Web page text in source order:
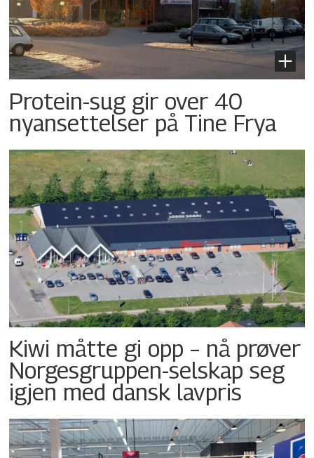
Protein-sug gir over 40
nyansettelser på Tine Frya
Kiwi måtte gi opp – nå prøver
Norgesgruppen-selskap seg
igjen med dansk lavpris